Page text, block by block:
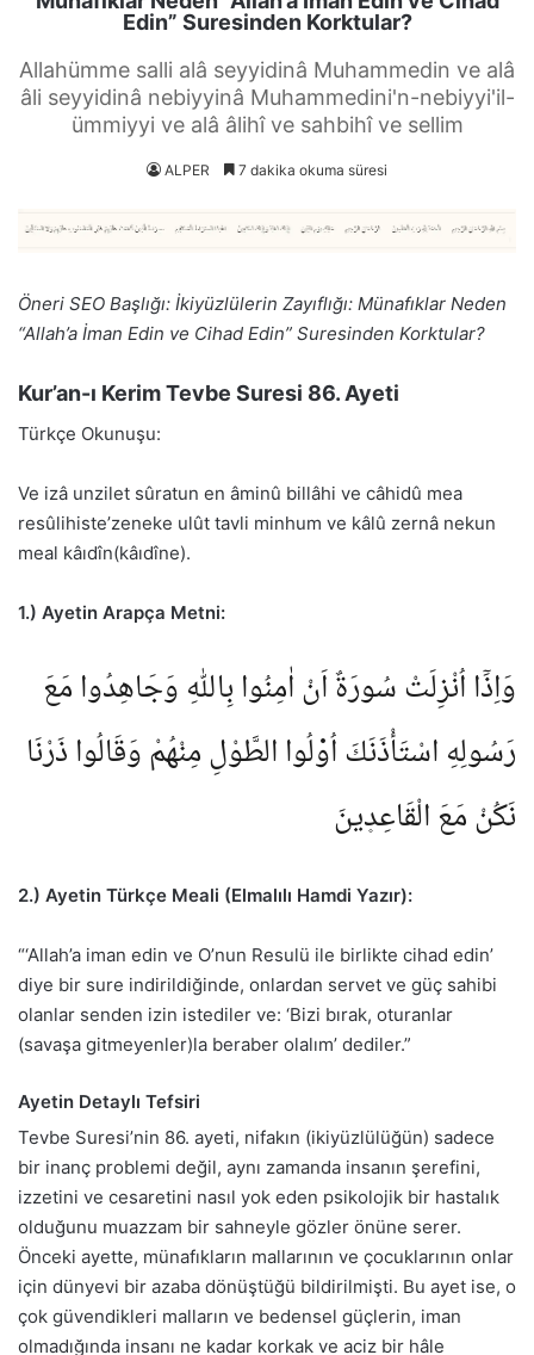
Edin” Suresinden Korktular?
Allahümme salli alâ seyyidinâ Muhammedin ve alâ
âli seyyidinâ nebiyyinâ Muhammedini'n-nebiyyi'il-
ümmiyyi ve alâ âlihî ve sahbihî ve sellim
ALPER 7 dakika okuma süresi
Öneri SEO Başlığı: İkiyüzlülerin Zayıflığı: Münafıklar Neden
“Allah’a İman Edin ve Cihad Edin” Suresinden Korktular?
Kur’an-ı Kerim Tevbe Suresi 86. Ayeti
Türkçe Okunuşu:
Ve izâ unzilet sûratun en âminû billâhi ve câhidû mea
resûlihiste’zeneke ulût tavli minhum ve kâlû zernâ nekun
meal kâıdîn(kâıdîne).
1.) Ayetin Arapça Metni:
وَاِذَٓا اُنْزِلَتْ سُورَةٌ اَنْ اٰمِنُوا بِاللّٰهِ وَجَاهِدُوا مَعَ
رَسُولِهِ اسْتَأْذَنَكَ اُو۬لُوا الطَّوْلِ مِنْهُمْ وَقَالُوا ذَرْنَا
نَكُنْ مَعَ الْقَاعِد۪ينَ
2.) Ayetin Türkçe Meali (Elmalılı Hamdi Yazır):
“‘Allah’a iman edin ve O’nun Resulü ile birlikte cihad edin’
diye bir sure indirildiğinde, onlardan servet ve güç sahibi
olanlar senden izin istediler ve: ‘Bizi bırak, oturanlar
(savaşa gitmeyenler)la beraber olalım’ dediler.”
Ayetin Detaylı Tefsiri
Tevbe Suresi’nin 86. ayeti, nifakın (ikiyüzlülüğün) sadece
bir inanç problemi değil, aynı zamanda insanın şerefini,
izzetini ve cesaretini nasıl yok eden psikolojik bir hastalık
olduğunu muazzam bir sahneyle gözler önüne serer.
Önceki ayette, münafıkların mallarının ve çocuklarının onlar
için dünyevi bir azaba dönüştüğü bildirilmişti. Bu ayet ise, o
çok güvendikleri malların ve bedensel güçlerin, iman
olmadığında insanı ne kadar korkak ve aciz bir hâle